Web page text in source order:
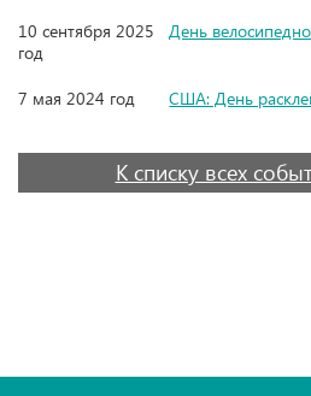
10 сентября 2025
год
День
7 мая 2024 год США: День
К списку всех